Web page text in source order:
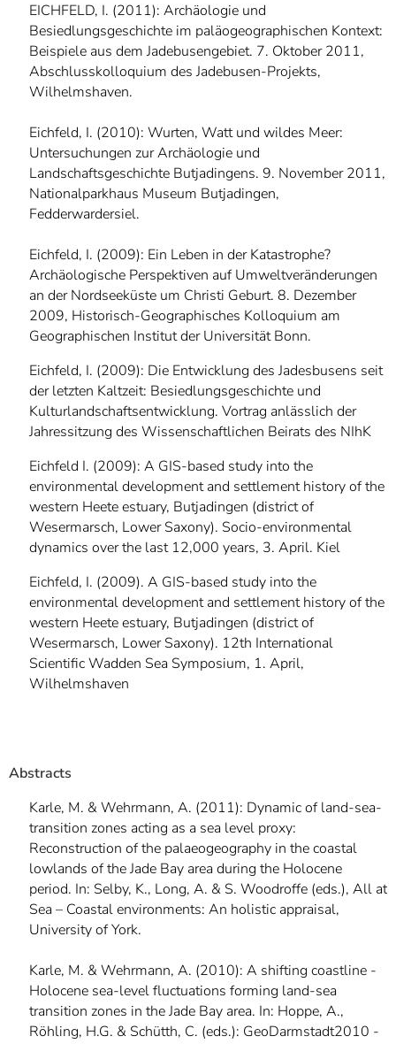
EICHFELD, I. (2011): Archäologie und
Besiedlungsgeschichte im paläogeographischen Kontext:
Beispiele aus dem Jadebusengebiet. 7. Oktober 2011,
Abschlusskolloquium des Jadebusen-Projekts,
Wilhelmshaven.
Eichfeld, I. (2010): Wurten, Watt und wildes Meer:
Untersuchungen zur Archäologie und
Landschaftsgeschichte Butjadingens. 9. November 2011,
Nationalparkhaus Museum Butjadingen,
Fedderwardersiel.
Eichfeld, I. (2009): Ein Leben in der Katastrophe?
Archäologische Perspektiven auf Umweltveränderungen
an der Nordseeküste um Christi Geburt. 8. Dezember
2009, Historisch-Geographisches Kolloquium am
Geographischen Institut der Universität Bonn.
Eichfeld, I. (2009): Die Entwicklung des Jadesbusens seit
der letzten Kaltzeit: Besiedlungsgeschichte und
Kulturlandschaftsentwicklung. Vortrag anlässlich der
Jahressitzung des Wissenschaftlichen Beirats des NIhK
Eichfeld I. (2009): A GIS-based study into the
environmental development and settlement history of the
western Heete estuary, Butjadingen (district of
Wesermarsch, Lower Saxony). Socio-environmental
dynamics over the last 12,000 years, 3. April. Kiel
Eichfeld, I. (2009). A GIS-based study into the
environmental development and settlement history of the
western Heete estuary, Butjadingen (district of
Wesermarsch, Lower Saxony). 12th International
Scientific Wadden Sea Symposium, 1. April,
Wilhelmshaven
Abstracts
Karle, M. & Wehrmann, A. (2011): Dynamic of land-sea-
transition zones acting as a sea level proxy:
Reconstruction of the palaeogeography in the coastal
lowlands of the Jade Bay area during the Holocene
period. In: Selby, K., Long, A. & S. Woodroffe (eds.), All at
Sea – Coastal environments: An holistic appraisal,
University of York.
Karle, M. & Wehrmann, A. (2010): A shifting coastline -
Holocene sea-level fluctuations forming land-sea
transition zones in the Jade Bay area. In: Hoppe, A.,
Röhling, H.G. & Schütth, C. (eds.): GeoDarmstadt2010 -